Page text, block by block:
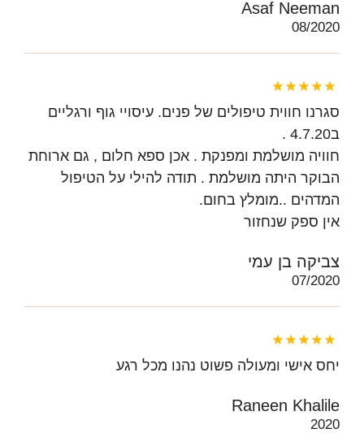
Asaf Neeman
08/2020
סגרנו חווית טיפולים של פנים. עיסויי גוף ורגליים
ב4.7.20 .
חוויה מושלמת ומפנקת . אכן ספא חלום , גם ארוחת
הבוקר היתה מושלמת . תודה להילי על הטיפול
המדהים ..מומלץ בחום.
אין ספק שנחזור
צביקה בן עמי
07/2020
יחס אישי ומעולה פשוט נהנו מכל רגע
Raneen Khalile
2020